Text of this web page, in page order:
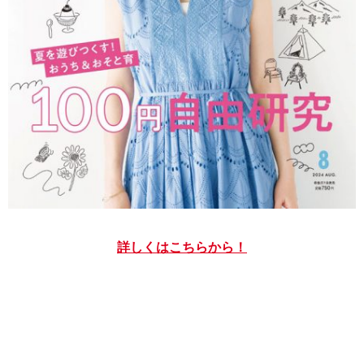
詳しくはこちらから！